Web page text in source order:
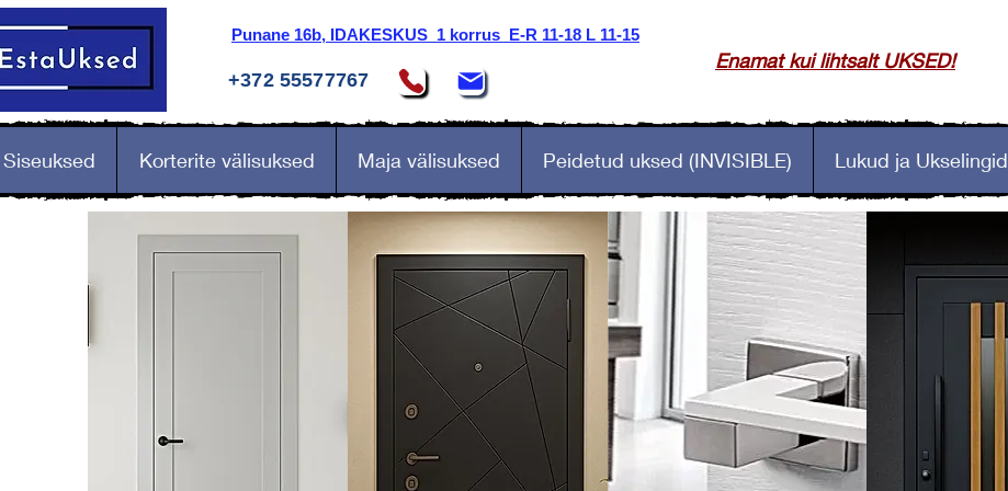
Punane 16b, IDAKESKUS 1 korrus E-R 11-18 L 11-15
+372 55577767
Enamat kui lihtsalt UKSED!
Siseuksed Korterite välisuksed Maja välisuksed Peidetud uksed (INVISIBLE) Lukud ja Ukselingid